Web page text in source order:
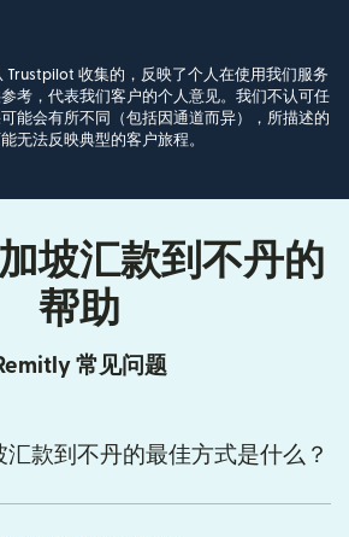
Trustpilot 收集的，反映了个人在使用我们服务
考，代表我们客户的个人意见。我们不认可任
能会有所不同（包括因通道而异），所描述的
无法反映典型的客户旅程。
坡汇款到不丹的
帮助
常见问题
汇款到不丹的最佳方式是什么？